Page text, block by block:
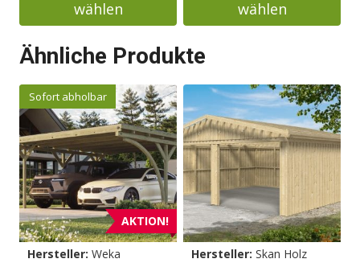
wählen
Produkt
mehrere
Varianten
auf.
Die
Optionen
können
auf
der
wählen
Produkt
mehrere
Varianten
auf.
Die
Optionen
können
auf
der
Ähnliche Produkte
AKTION!
Sofort abholbar
Hersteller: Weka Hersteller: Skan Holz